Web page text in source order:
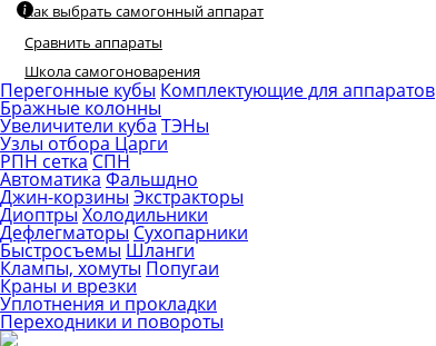
Как выбрать самогонный аппарат
Сравнить аппараты
Школа самогоноварения
Перегонные кубы Комплектующие для аппаратов
Бражные колонны
Увеличители куба ТЭНы
Узлы отбора Царги
РПН сетка СПН
Автоматика Фальшдно
Джин-корзины Экстракторы
Диоптры Холодильники
Дефлегматоры Сухопарники
Быстросъемы Шланги
Клампы, хомуты Попугаи
Краны и врезки
Уплотнения и прокладки
Переходники и повороты